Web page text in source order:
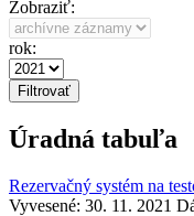
Zobraziť:
rok:
Úradná tabuľa
Rezervačný systém na
Vyvesené: 30. 11. 2021